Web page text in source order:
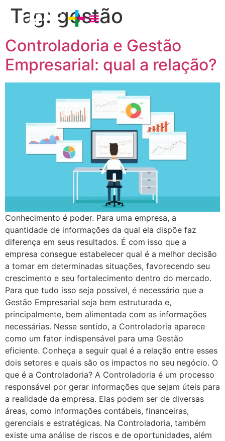
Tag: gestão
Controladoria e Gestão
Empresarial: qual a relação?
Conhecimento é poder. Para uma empresa, a
quantidade de informações da qual ela dispõe faz
diferença em seus resultados. É com isso que a
empresa consegue estabelecer qual é a melhor decisão
a tomar em determinadas situações, favorecendo seu
crescimento e seu fortalecimento dentro do mercado.
Para que tudo isso seja possível, é necessário que a
Gestão Empresarial seja bem estruturada e,
principalmente, bem alimentada com as informações
necessárias. Nesse sentido, a Controladoria aparece
como um fator indispensável para uma Gestão
eficiente. Conheça a seguir qual é a relação entre esses
dois setores e quais são os impactos no seu negócio. O
que é a Controladoria? A Controladoria é um processo
responsável por gerar informações que sejam úteis para
a realidade da empresa. Elas podem ser de diversas
áreas, como informações contábeis, financeiras,
gerenciais e estratégicas. Na Controladoria, também
existe uma análise de riscos e de oportunidades, além